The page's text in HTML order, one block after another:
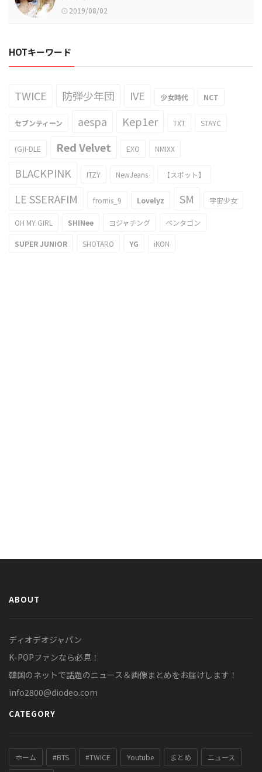
2019/08/02
HOTキーワード
TWICE 防弾少年団 IVE 少女時代 NCT
セブンティーン aespa Kep1er TXT STAYC
(G)I-DLE Red Velvet EXO NMIXX
BLACKPINK ITZY NewJeans 【スポット】
LE SSERAFIM fromis_9 Lovelyz SM 宇宙少女
OH MY GIRL SHINee ヨジャチング ペンタゴン
SUPER JUNIOR SHOTARO YG iKON
ABOUT
ディオデオジャパン
K-POPファンなら必見！
韓国のネットで話題のニュース＆画像まとめをお届けします！
info2800@diodeo.com
CATEGORY
ホーム #BTS #TWICE Youtube まとめ ニュース